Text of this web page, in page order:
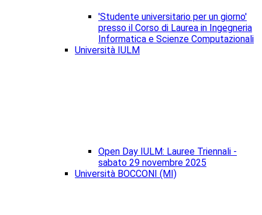
'Studente universitario per un giorno'
presso il Corso di Laurea in Ingegneria
Informatica e Scienze Computazionali
Università IULM
Open Day IULM: Lauree Triennali -
sabato 29 novembre 2025
Università BOCCONI (MI)